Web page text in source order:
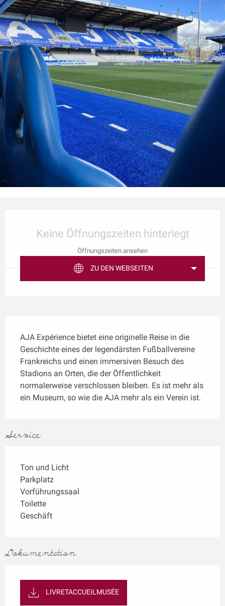
Keine Öffnungszeiten hinterlegt
Öffnungszeiten ansehen
ZU DEN WEBSEITEN
AJA Expérience bietet eine originelle Reise in die
Geschichte eines der legendärsten Fußballvereine
Frankreichs und einen immersiven Besuch des
Stadions an Orten, die der Öffentlichkeit
normalerweise verschlossen bleiben. Es ist mehr als
ein Museum, so wie die AJA mehr als ein Verein ist.
Service
Ton und Licht
Parkplatz
Vorführungssaal
Toilette
Geschäft
Dokumentation
LIVRETACCUEILMUSÉE